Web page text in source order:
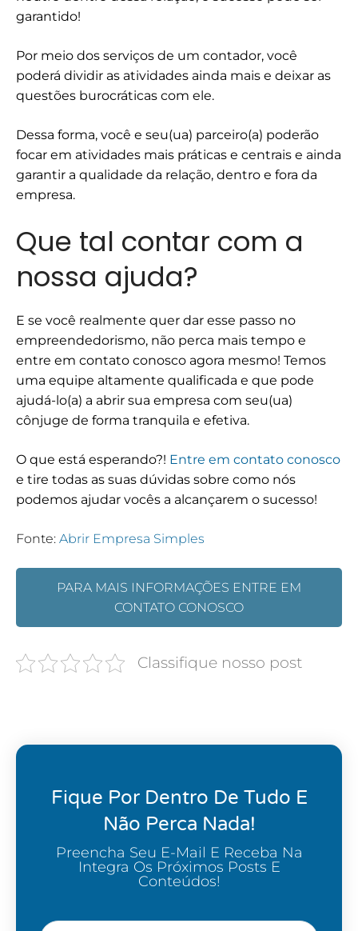
garantido!
Por meio dos serviços de um contador, você
poderá dividir as atividades ainda mais e deixar as
questões burocráticas com ele.
Dessa forma, você e seu(ua) parceiro(a) poderão
focar em atividades mais práticas e centrais e ainda
garantir a qualidade da relação, dentro e fora da
empresa.
Que tal contar com a
nossa ajuda?
E se você realmente quer dar esse passo no
empreendedorismo, não perca mais tempo e
entre em contato conosco agora mesmo! Temos
uma equipe altamente qualificada e que pode
ajudá-lo(a) a abrir sua empresa com seu(ua)
cônjuge de forma tranquila e efetiva.
O que está esperando?! Entre em contato conosco
e tire todas as suas dúvidas sobre como nós
podemos ajudar vocês a alcançarem o sucesso!
Fonte: Abrir Empresa Simples
PARA MAIS INFORMAÇÕES ENTRE EM
CONTATO CONOSCO
Classifique nosso post
Fique Por Dentro De Tudo E
Não Perca Nada!
Preencha Seu E-Mail E Receba Na
Integra Os Próximos Posts E
Conteúdos!